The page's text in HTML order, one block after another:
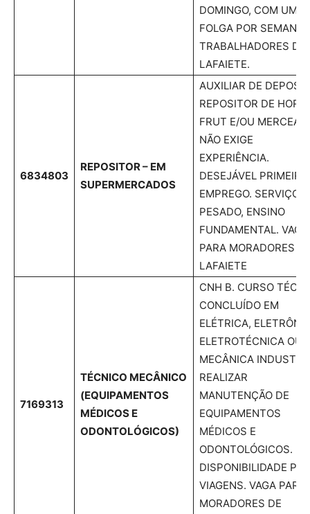
DOMINGO, COM UM
FOLGA POR SEMANA;
TRABALHADORES DE
LAFAIETE.
6834803
REPOSITOR – EM
SUPERMERCADOS
AUXILIAR DE
REPOSITOR DE HORT
FRUT E/OU
NÃO EXIGE
EXPERIÊNCIA.
DESEJÁVEL PRIMEIRO
EMPREGO. SERVIÇO
PESADO, ENSINO
FUNDAMENTAL.
PARA MORADORES
LAFAIETE
7169313
TÉCNICO MECÂNICO
(EQUIPAMENTOS
MÉDICOS E
ODONTOLÓGICOS)
CNH B. CURSO
CONCLUÍDO EM
ELÉTRICA,
ELETROTÉCNICA OU
MECÂNICA
REALIZAR
MANUTENÇÃO DE
EQUIPAMENTOS
MÉDICOS E
ODONTOLÓGICOS.
DISPONIBILIDADE
VIAGENS. VAGA PARA
MORADORES DE